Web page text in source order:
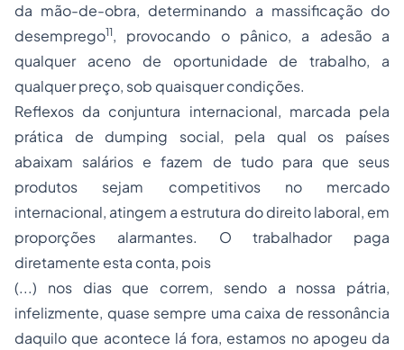
da mão-de-obra, determinando a massificação do
desemprego11, provocando o pânico, a adesão a
qualquer aceno de oportunidade de trabalho, a
qualquer preço, sob quaisquer condições.
Reflexos da conjuntura internacional, marcada pela
prática de dumping social, pela qual os países
abaixam salários e fazem de tudo para que seus
produtos sejam competitivos no mercado
internacional, atingem a estrutura do direito laboral, em
proporções alarmantes. O trabalhador paga
diretamente esta conta, pois
(...) nos dias que correm, sendo a nossa pátria,
infelizmente, quase sempre uma caixa de ressonância
daquilo que acontece lá fora, estamos no apogeu da